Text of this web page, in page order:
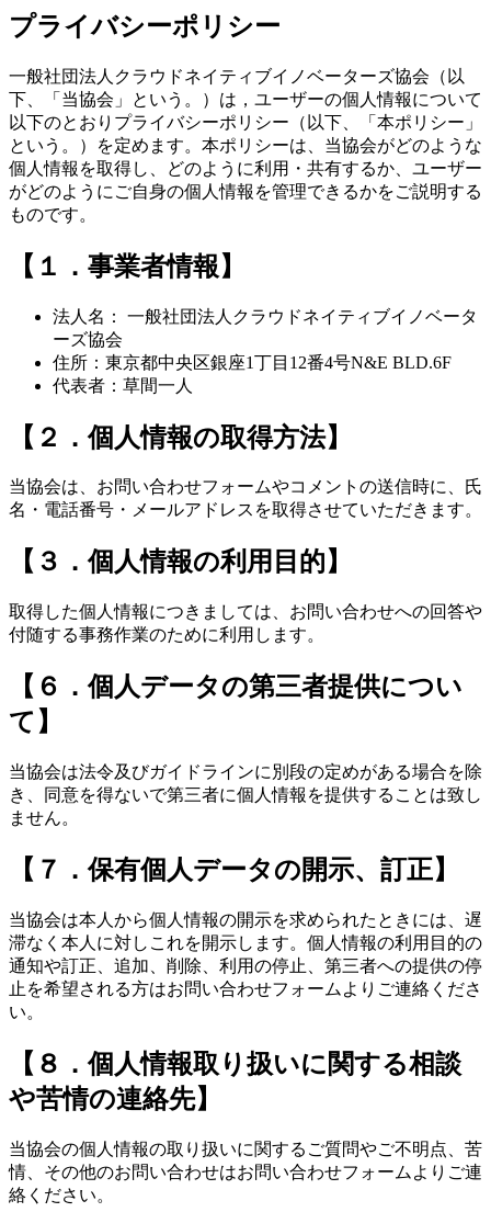
プライバシーポリシー
一般社団法人クラウドネイティブイノベーターズ協会（以
下、「当協会」という。）は，ユーザーの個人情報について
以下のとおりプライバシーポリシー（以下、「本ポリシー」
という。）を定めます。本ポリシーは、当協会がどのような
個人情報を取得し、どのように利用・共有するか、ユーザー
がどのようにご自身の個人情報を管理できるかをご説明する
ものです。
【１．事業者情報】
法人名： 一般社団法人クラウドネイティブイノベータ
ーズ協会
住所：東京都中央区銀座1丁⽬12番4号N&E BLD.6F
代表者：草間一人
【２．個人情報の取得方法】
当協会は、お問い合わせフォームやコメントの送信時に、氏
名・電話番号・メールアドレスを取得させていただきます。
【３．個人情報の利用目的】
取得した個人情報につきましては、お問い合わせへの回答や
付随する事務作業のために利用します。
【６．個人データの第三者提供につい
て】
当協会は法令及びガイドラインに別段の定めがある場合を除
き、同意を得ないで第三者に個人情報を提供することは致し
ません。
【７．保有個人データの開示、訂正】
当協会は本人から個人情報の開示を求められたときには、遅
滞なく本人に対しこれを開示します。個人情報の利用目的の
通知や訂正、追加、削除、利用の停止、第三者への提供の停
止を希望される方はお問い合わせフォームよりご連絡くださ
い。
【８．個人情報取り扱いに関する相談
や苦情の連絡先】
当協会の個人情報の取り扱いに関するご質問やご不明点、苦
情、その他のお問い合わせはお問い合わせフォームよりご連
絡ください。